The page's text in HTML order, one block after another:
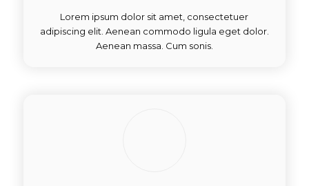
Lorem ipsum dolor sit amet, consectetuer
adipiscing elit. Aenean commodo ligula eget dolor.
Aenean massa. Cum sonis.